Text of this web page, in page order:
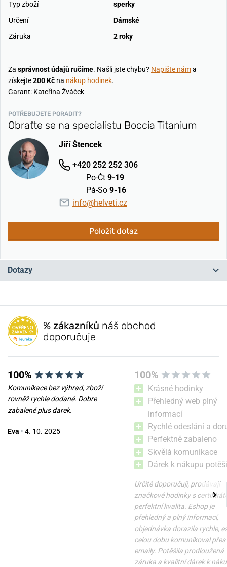
Typ zboží
sperky
Určení
Dámské
Záruka
2 roky
Za správnost údajů ručíme. Našli jste chybu? Napište náma
získejte200 Kč na nákup hodinek.
Garant: Kateřina Žváček
POTŘEBUJETE PORADIT?
Obraťte se na specialistu Boccia Titanium
Jiří Štencek
+420 252 252 306
Po-Čt 9-19
Pá-So 9-16
info@helveti.cz
Položit dotaz
Dotazy
Máte otázku? Zanechte nám komentář
Přidat dotaz
% zákazníků náš obchod
doporučuje
100%
Komunikace bez výhrad, zboží
rovněž rychle dodané. Dobre
zabalené plus darek.
Eva • 4. 10. 2025
100%
Krásné hodinky
Přehledný web plný
informací
Rychlé odeslání a
Perfektně zabaleno
Skvělá komunikace
Dárek k nákupu
Určitě doporučuji, prodávají
značkové hodinky s
perfektní kvalita. Eshop je
přehledný a plný informací,
objednávka dorazila rychle,
celou dobu komunikoval přes
emaily. Potěšila prodloužená
záruka a kvalitní dárek k